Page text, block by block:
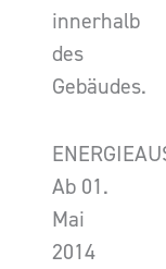
innerhalb
des
Gebäudes.
Ab 01.
Mai
2014